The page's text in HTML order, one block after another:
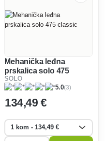
Mehanička leđna
prskalica solo 475
classic
SOLO
5.0(3)
134,49 €